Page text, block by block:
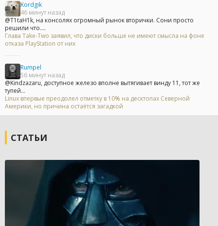
Kordgik
46 минут назад
@T1taH1k, на консолях огромный рынок вторички. Сони просто
решили что....
Глава Take-Two заявил, что диски больше не имеют смысла на фоне
отказа PlayStation от них
Rumpel
56 минут назад
@Kindzazaru, доступное железо вполне вытягивает винду 11, тот же
тупей...
Linux впервые преодолел отметку в 10% на десктопах Северной
Америки, но причина остаётся загадкой
СТАТЬИ